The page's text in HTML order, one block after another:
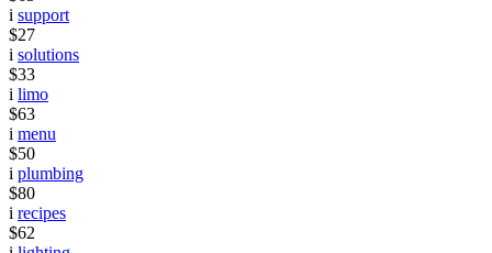
i support
$27
i solutions
$33
i limo
$63
i menu
$50
i plumbing
$80
i recipes
$62